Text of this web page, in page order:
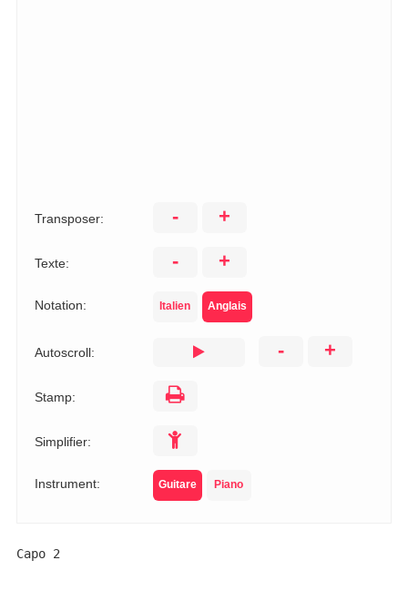
Transposer: - +
Texte: - +
Notation: Italien Anglais
Autoscroll: - +
Stamp:
Simplifier:
Instrument: Guitare Piano
Capo 2